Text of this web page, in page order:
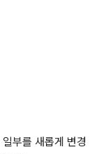
부를 새롭게 변경